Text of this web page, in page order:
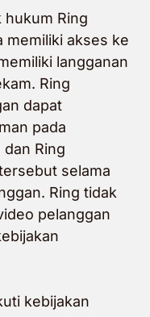
hukum Ring
memiliki akses ke
langganan
Ring
dapat
pada
Ring
selama
Ring tidak
pelanggan
kebijakan